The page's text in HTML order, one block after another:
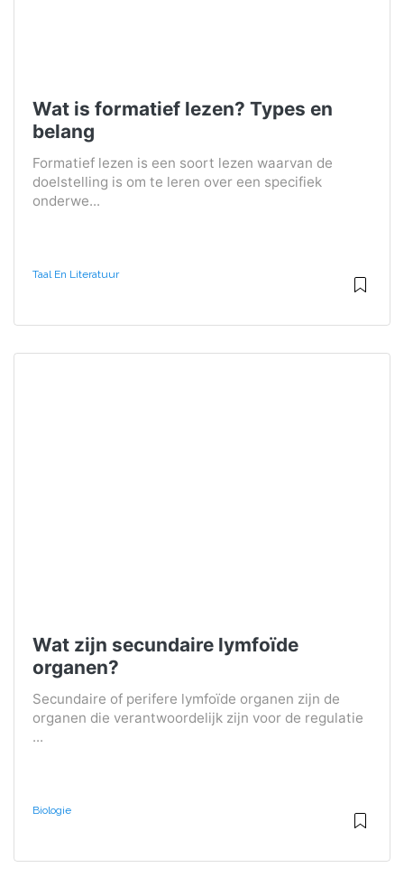
Wat is formatief lezen? Types en
belang
Formatief lezen is een soort lezen waarvan de
doelstelling is om te leren over een specifiek
onderwe...
Taal En Literatuur
Wat zijn secundaire lymfoïde
organen?
Secundaire of perifere lymfoïde organen zijn de
organen die verantwoordelijk zijn voor de regulatie
...
Biologie